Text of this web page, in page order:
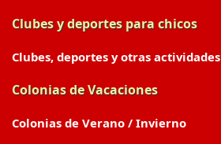
Clubes y deportes para chicos
Clubes, deportes y otras actividades
Colonias de Vacaciones
Colonias de Verano / Invierno